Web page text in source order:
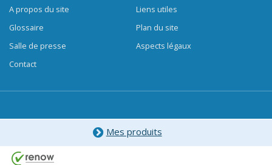
A propos du site
Glossaire
Salle de presse
Contact
Liens utiles
Plan du site
Aspects légaux
Mes produits